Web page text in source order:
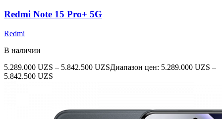
Redmi Note 15 Pro+ 5G
Redmi
В наличии
5.289.000 UZS – 5.842.500 UZSДиапазон цен: 5.289.000 UZS –
5.842.500 UZS